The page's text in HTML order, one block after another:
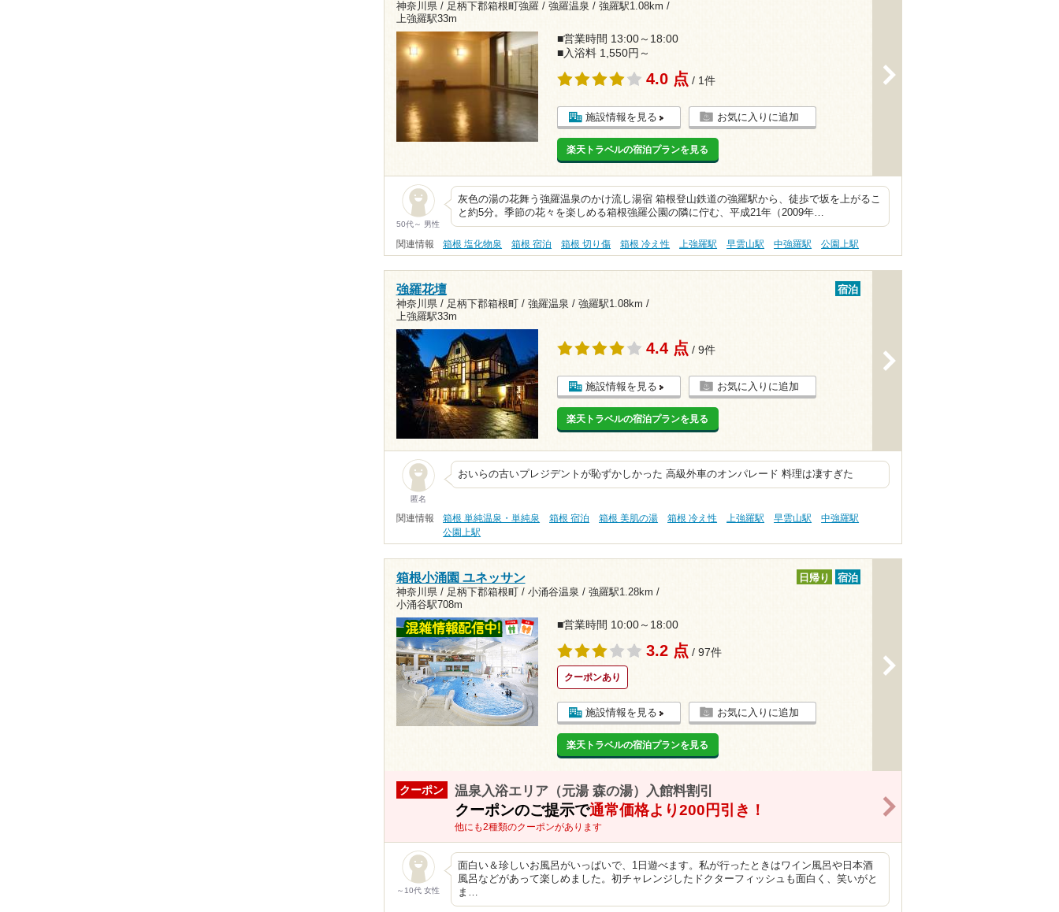
神奈川県 / 足柄下郡箱根町強羅 / 強羅温泉 / 強羅駅1.08km /
上強羅駅33m
■営業時間 13:00～18:00
■入浴料 1,550円～
4.0 点 / 1件
施設情報を見る お気に入りに追加
楽天トラベルの宿泊プランを見る
50代～ 男性
灰色の湯の花舞う強羅温泉のかけ流し湯宿 箱根登山鉄道の強羅駅から、徒歩で坂を上がるこ
と約5分。季節の花々を楽しめる箱根強羅公園の隣に佇む、平成21年（2009年…
関連情報 箱根 塩化物泉 箱根 宿泊 箱根 切り傷 箱根 冷え性 上強羅駅 早雲山駅 中強羅駅 公園上駅
強羅花壇
神奈川県 / 足柄下郡箱根町 / 強羅温泉 / 強羅駅1.08km /
上強羅駅33m
宿泊
4.4 点 / 9件
施設情報を見る お気に入りに追加
楽天トラベルの宿泊プランを見る
匿名
おいらの古いプレジデントが恥ずかしかった 高級外車のオンパレード 料理は凄すぎた
関連情報 箱根 単純温泉・単純泉 箱根 宿泊 箱根 美肌の湯 箱根 冷え性 上強羅駅 早雲山駅
中強羅駅
公園上駅
箱根小涌園 ユネッサン
神奈川県 / 足柄下郡箱根町 / 小涌谷温泉 / 強羅駅1.28km /
小涌谷駅708m
日帰り 宿泊
■営業時間 10:00～18:00
3.2 点 / 97件
クーポンあり
施設情報を見る お気に入りに追加
楽天トラベルの宿泊プランを見る
クーポン 温泉入浴エリア（元湯 森の湯）入館料割引
クーポンのご提示で通常価格より200円引き！
他にも2種類のクーポンがあります
～10代 女性
面白い＆珍しいお風呂がいっぱいで、1日遊べます。私が行ったときはワイン風呂や日本酒
風呂などがあって楽しめました。初チャレンジしたドクターフィッシュも面白く、笑いがと
ま…